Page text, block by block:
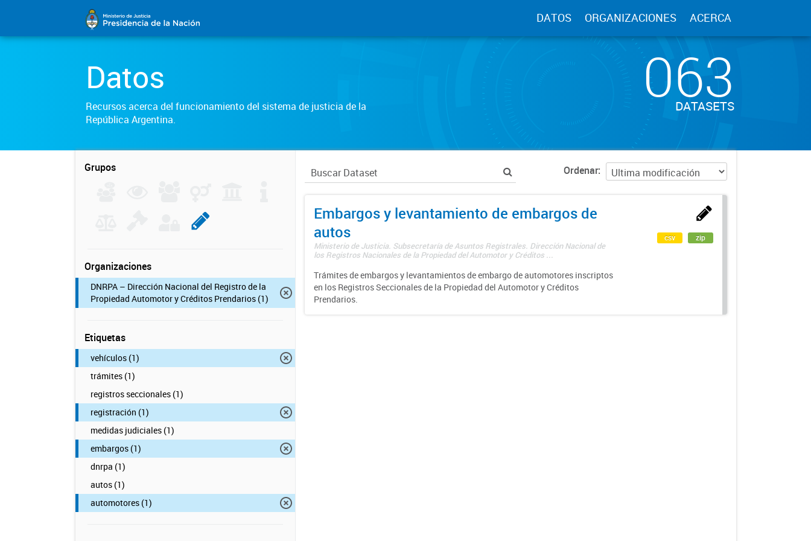
DATOS ORGANIZACIONES ACERCA
Datos
Recursos acerca del funcionamiento del sistema de justicia de la
República Argentina.
063
DATASETS
Grupos
Organizaciones
DNRPA – Dirección Nacional del Registro de la
Propiedad Automotor y Créditos Prendarios (1)
Etiquetas
vehículos (1)
trámites (1)
registros seccionales (1)
registración (1)
medidas judiciales (1)
embargos (1)
dnrpa (1)
autos (1)
automotores (1)
Ordenar
Embargos y levantamiento de embargos de
autos
Ministerio de Justicia. Subsecretaría de Asuntos Registrales. Dirección Nacional de
los Registros Nacionales de la Propiedad del Automotor y Créditos ...
Trámites de embargos y levantamientos de embargo de automotores inscriptos
en los Registros Seccionales de la Propiedad del Automotor y Créditos
Prendarios.
csv zip